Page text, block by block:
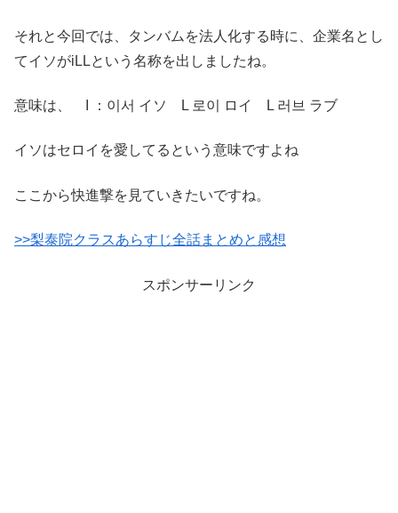
それと今回では、タンバムを法人化する時に、企業名とし
てイソがiLLという名称を出しましたね。
意味は、 I ：이서 イソ L 로이 ロイ L 러브 ラブ
イソはセロイを愛してるという意味ですよね
ここから快進撃を見ていきたいですね。
>>梨泰院クラスあらすじ全話まとめと感想
スポンサーリンク